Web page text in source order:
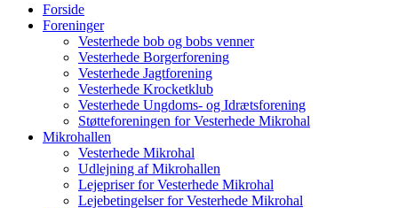
Forside
Foreninger
Vesterhede bob og bobs venner
Vesterhede Borgerforening
Vesterhede Jagtforening
Vesterhede Krocketklub
Vesterhede Ungdoms- og Idrætsforening
Støtteforeningen for Vesterhede Mikrohal
Mikrohallen
Vesterhede Mikrohal
Udlejning af Mikrohallen
Lejepriser for Vesterhede Mikrohal
Lejebetingelser for Vesterhede Mikrohal